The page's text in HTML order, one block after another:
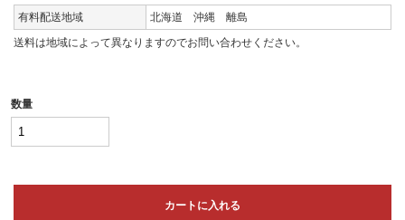
有料配送地域
北海道 沖縄 離島
送料は地域によって異なりますのでお問い合わせください。
数量
カートに入れる